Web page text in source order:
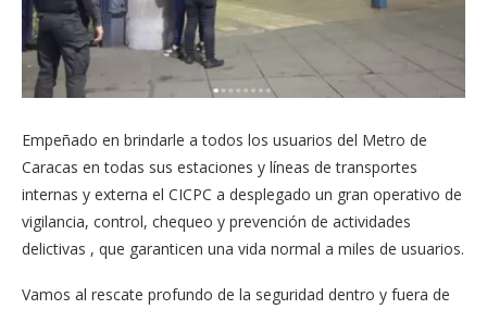
Empeñado en brindarle a todos los usuarios del Metro de
Caracas en todas sus estaciones y líneas de transportes
internas y externa el CICPC a desplegado un gran operativo de
vigilancia, control, chequeo y prevención de actividades
delictivas , que garanticen una vida normal a miles de usuarios.
Vamos al rescate profundo de la seguridad dentro y fuera de